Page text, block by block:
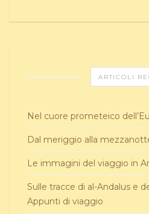
ARTICOLI
Nel cuore prometeico
Dal meriggio alla
Le immagini del viaggio in
Sulle tracce di al-Andalus e
Appunti di viaggio